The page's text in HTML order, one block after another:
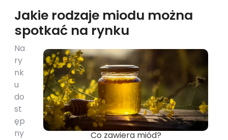
Jakie rodzaje miodu można
spotkać na rynku
Co zawiera miód?
Na
ry
nk
u
do
st
ęp
ny